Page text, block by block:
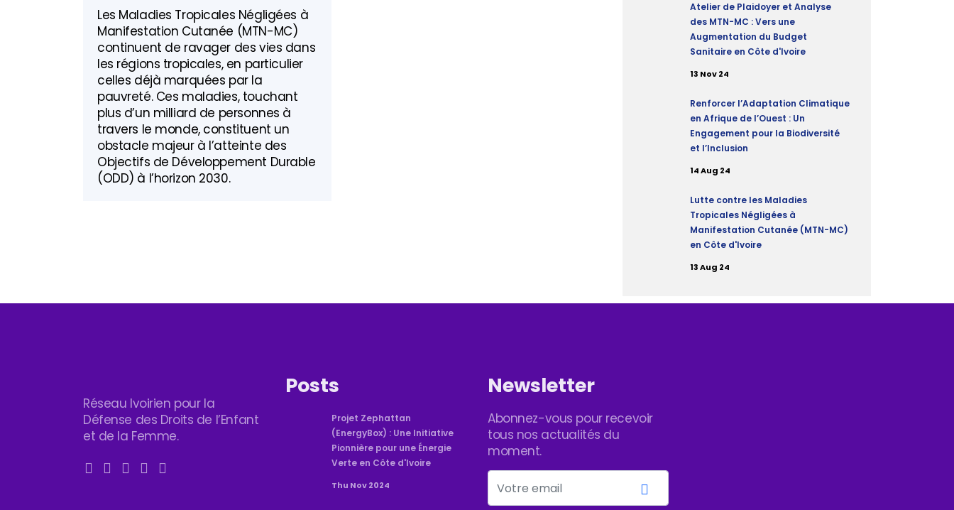
Les Maladies Tropicales Négligées à
Manifestation Cutanée (MTN-MC)
continuent de ravager des vies dans
les régions tropicales, en particulier
celles déjà marquées par la
pauvreté. Ces maladies, touchant
plus d’un milliard de personnes à
travers le monde, constituent un
obstacle majeur à l’atteinte des
Objectifs de Développement Durable
(ODD) à l’horizon 2030.
Atelier de Plaidoyer et Analyse
des MTN-MC : Vers une
Augmentation du Budget
Sanitaire en Côte d'Ivoire
13 Nov 24
Renforcer l’Adaptation Climatique
en Afrique de l’Ouest : Un
Engagement pour la Biodiversité
et l’Inclusion
14 Aug 24
Lutte contre les Maladies
Tropicales Négligées à
Manifestation Cutanée (MTN-MC)
en Côte d'Ivoire
13 Aug 24
Réseau Ivoirien pour la
Défense des Droits de l’Enfant
et de la Femme.
Posts
Projet Zephattan
(EnergyBox) : Une Initiative
Pionnière pour une Énergie
Verte en Côte d'Ivoire
Thu Nov 2024
Newsletter
Abonnez-vous pour recevoir
tous nos actualités du
moment.